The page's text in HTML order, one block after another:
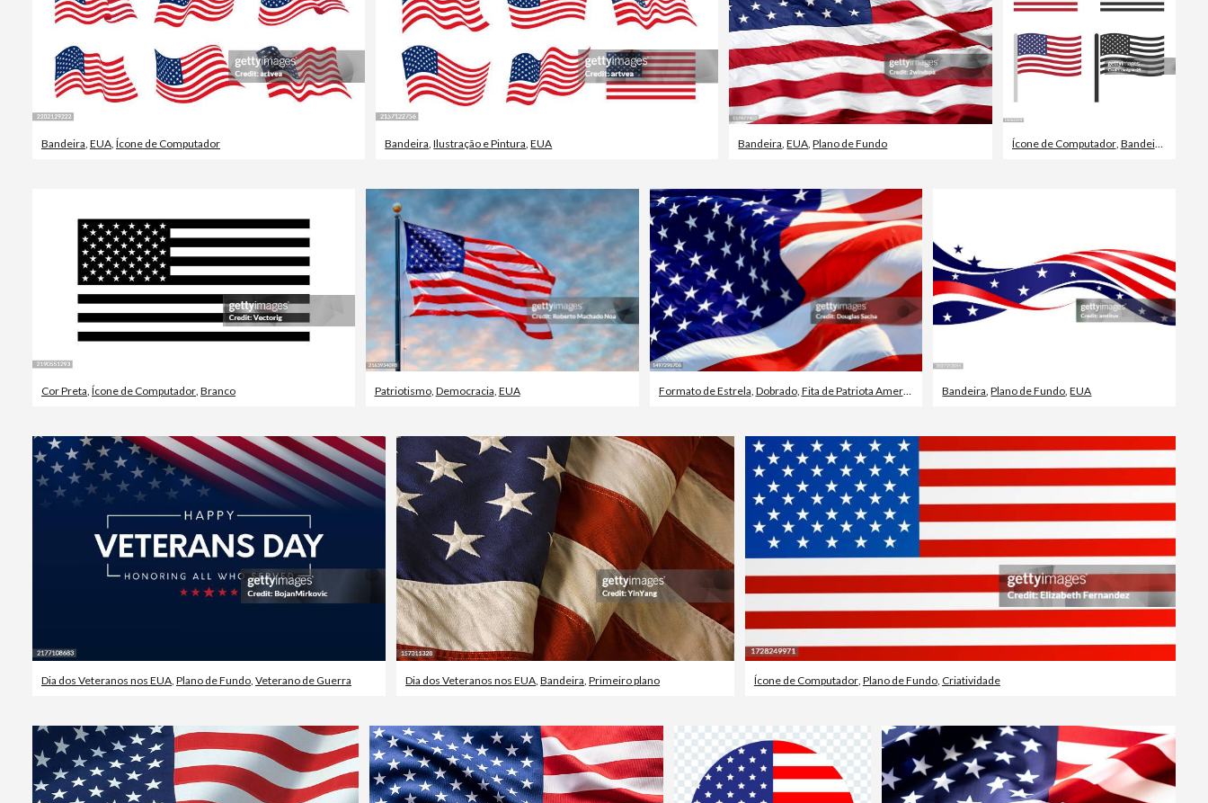
Bandeira EUA Ícone de Computador Bandeira ,Ilustração e Pintura ,EUA Bandeira ,EUA ,Plano de Fundo Ícone de Computador, Bandeira
Cor Preta Ícone de Computador Branco Patriotismo, Democracia EUA Formato de Estrela Dobrado, Fita de Patriota Americano Bandeira ,Plano de Fundo ,EUA
Dia dos Veteranos nos EUA, Plano de Fundo, Veterano de Guerra Dia dos Veteranos nos EUA,Bandeira,Primeiro plano Ícone de Computador, Plano de Fundo, Criatividade